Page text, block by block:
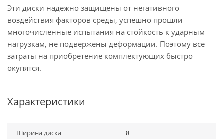
Эти диски надежно защищены от негативного
воздействия факторов среды, успешно прошли
многочисленные испытания на стойкость к ударным
нагрузкам, не подвержены деформации. Поэтому все
затраты на приобретение комплектующих быстро
окупятся.
Характеристики
Ширина диска 8